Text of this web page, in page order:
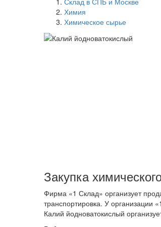
Химия
Химическое сырье
Закупка
Фирма «1 Склад» организует
транспортировка. У организации
Калий йодноватокислый